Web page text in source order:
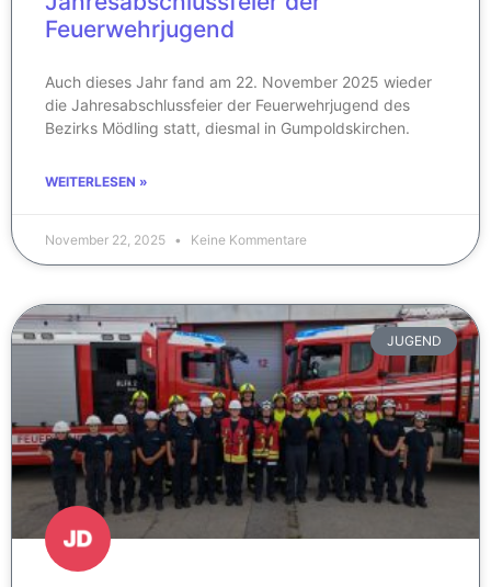
Feuerwehrjugend
Auch dieses Jahr fand am 22. November 2025 wieder
die Jahresabschlussfeier der Feuerwehrjugend des
Bezirks Mödling statt, diesmal in Gumpoldskirchen.
WEITERLESEN »
November 22, 2025 Keine Kommentare
JUGEND